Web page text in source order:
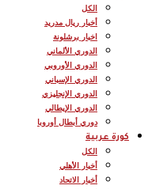
الكل
أخبار ريال مدريد
اخبار برشلونة
الدوري الألماني
الدوري الأوروبي
الدوري الإسباني
الدوري الإنجليزي
الدوري الإيطالي
دوري أبطال أوروبا
كورة عربية
الكل
أخبار الأهلي
أخبار الاتحاد